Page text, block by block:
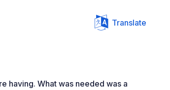
Translate
having. What was needed was a